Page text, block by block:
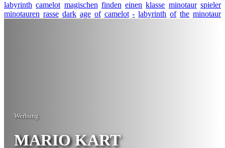
labyrinth camelot magischen finden einen klasse minotaur spieler
minotauren rasse dark age of camelot - labyrinth of the minotaur
Werbung
MARIO KART